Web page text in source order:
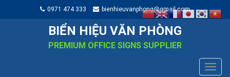
0971 474 333 bienhieuvanphong@gmail.com
BIỂN HIỆU VĂN PHÒNG
PREMIUM OFFICE SIGNS SUPPLIER